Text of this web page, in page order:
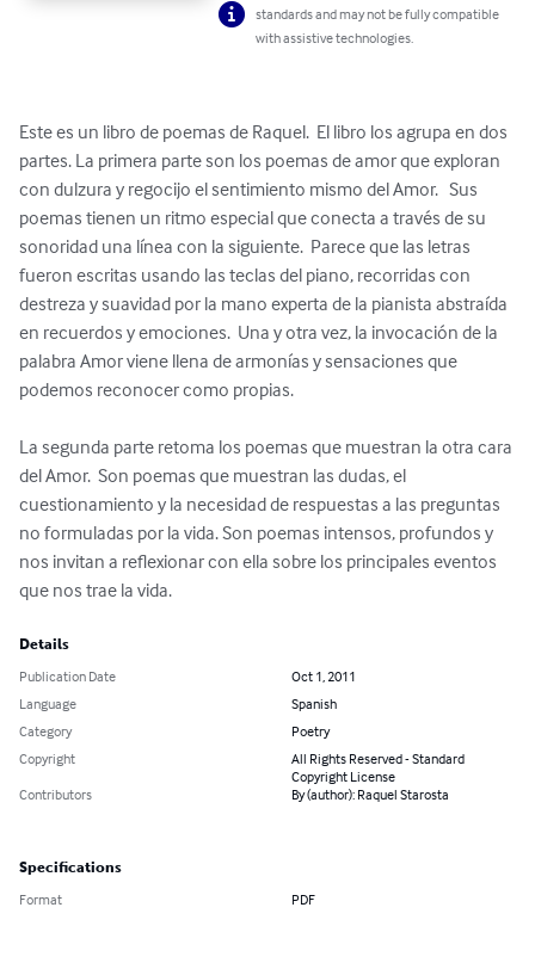
standards and may not be fully compatible
with assistive technologies.
Este es un libro de poemas de Raquel.  El libro los agrupa en dos
partes. La primera parte son los poemas de amor que exploran
con dulzura y regocijo el sentimiento mismo del Amor.   Sus
poemas tienen un ritmo especial que conecta a través de su
sonoridad una línea con la siguiente.  Parece que las letras
fueron escritas usando las teclas del piano, recorridas con
destreza y suavidad por la mano experta de la pianista abstraída
en recuerdos y emociones.  Una y otra vez, la invocación de la
palabra Amor viene llena de armonías y sensaciones que
podemos reconocer como propias.
La segunda parte retoma los poemas que muestran la otra cara
del Amor.  Son poemas que muestran las dudas, el
cuestionamiento y la necesidad de respuestas a las preguntas
no formuladas por la vida. Son poemas intensos, profundos y
nos invitan a reflexionar con ella sobre los principales eventos
que nos trae la vida.
Details
Publication Date
Oct 1, 2011
Language
Spanish
Category
Poetry
Copyright
All Rights Reserved - Standard
Copyright License
Contributors
By (author): Raquel Starosta
Specifications
Format PDF